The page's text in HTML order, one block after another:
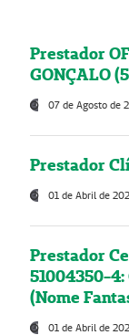
Prestador
GONÇALO
07 de Agosto de
Prestador
01 de Abril de
Prestador
51004350-
(Nome
01 de Abril de